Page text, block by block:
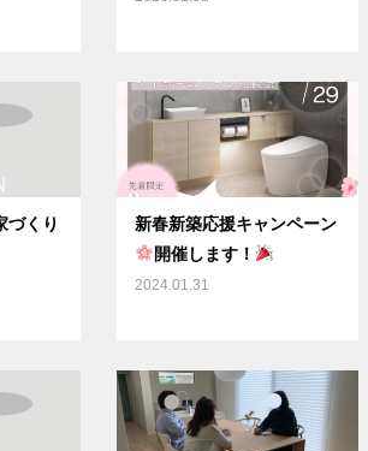
づくり
新春新築応援キャンペーン
開催します！
2024.01.31